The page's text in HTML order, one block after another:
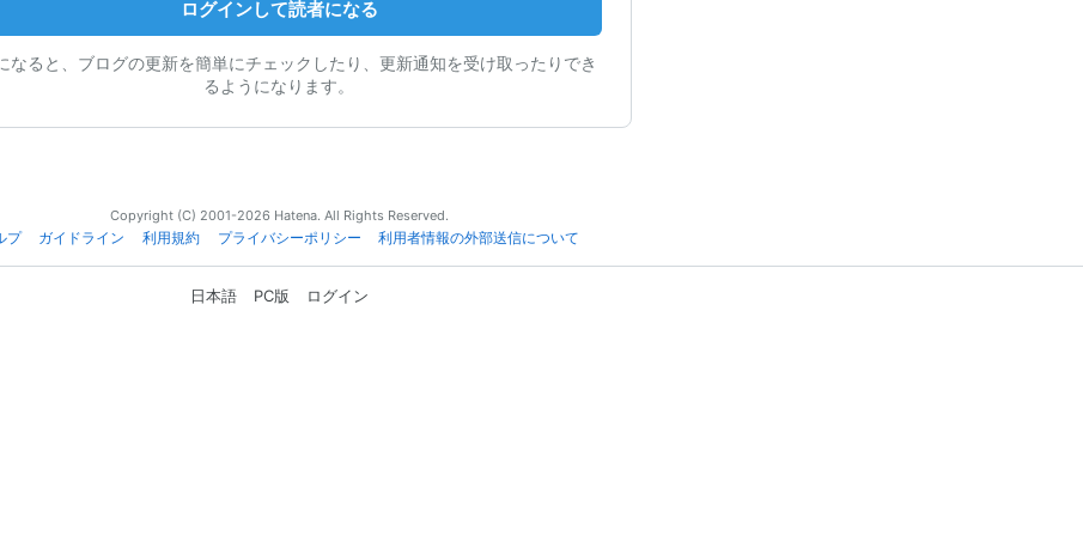
ログインして読者になる
なると、ブログの更新を簡単にチェックしたり、更新通知を受け取ったりでき
るようになります。
Copyright (C) 2001-2026 Hatena. All Rights Reserved.
プ
ガイドライン 利用規約 プライバシーポリシー 利用者情報の外部送信について
日本語 PC版 ログイン